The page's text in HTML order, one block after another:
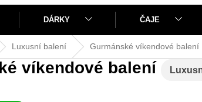
DÁRKY ČAJE
Luxusní balení Gurmánské víkendové balení
víkendové balení